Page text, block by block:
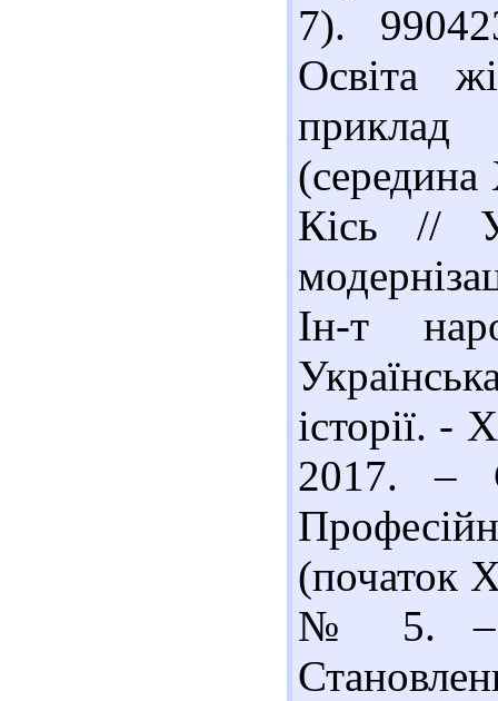
7).
Освіта
приклад
Кісь //
Ін-т
історії. -
2017. –
(початок
№ 5. –